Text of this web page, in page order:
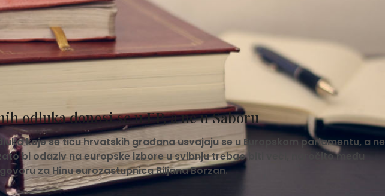
odluka donosi se u EP, a ne u Saboru
koje se tiču hrvatskih građana usvajaju se u Europskom parlamentu, a ne
bi odaziv na europske izbore u svibnju trebao biti veći, naročito među
za Hinu eurozastupnica Biljana Borzan.